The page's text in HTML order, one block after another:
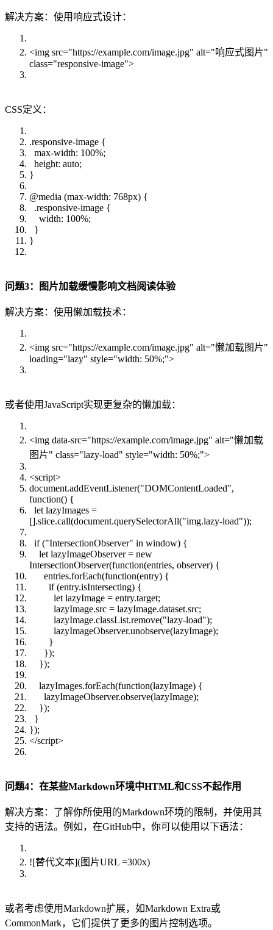
解决方案：使用响应式设计：
<img src="https://example.com/image.jpg" alt="响应式图片"
class="responsive-image">
CSS定义：
.responsive-image {
max-width: 100%;
height: auto;
}
@media (max-width: 768px) {
.responsive-image {
width: 100%;
}
}
问题3：图片加载缓慢影响文档阅读体验
解决方案：使用懒加载技术：
<img src="https://example.com/image.jpg" alt="懒加载图片"
loading="lazy" style="width: 50%;">
或者使用JavaScript实现更复杂的懒加载：
<img data-src="https://example.com/image.jpg" alt="懒加载
图片" class="lazy-load" style="width: 50%;">
<script>
document.addEventListener("DOMContentLoaded",
function() {
let lazyImages =
[].slice.call(document.querySelectorAll("img.lazy-load"));
if ("IntersectionObserver" in window) {
let lazyImageObserver = new
IntersectionObserver(function(entries, observer) {
entries.forEach(function(entry) {
if (entry.isIntersecting) {
let lazyImage = entry.target;
lazyImage.src = lazyImage.dataset.src;
lazyImage.classList.remove("lazy-load");
lazyImageObserver.unobserve(lazyImage);
}
});
});
lazyImages.forEach(function(lazyImage) {
lazyImageObserver.observe(lazyImage);
});
}
});
</script>
问题4：在某些Markdown环境中HTML和CSS不起作用
解决方案：了解你所使用的Markdown环境的限制，并使用其
支持的语法。例如，在GitHub中，你可以使用以下语法：
![替代文本](图片URL =300x)
或者考虑使用Markdown扩展，如Markdown Extra或
CommonMark，它们提供了更多的图片控制选项。